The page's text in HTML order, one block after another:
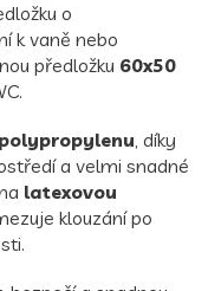
o
k vaně nebo
předložku 60x50
, díky
a velmi snadné
latexovou
klouzání po